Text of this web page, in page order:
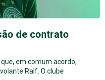
de contrato
em comum acordo,
Ralf. O clube